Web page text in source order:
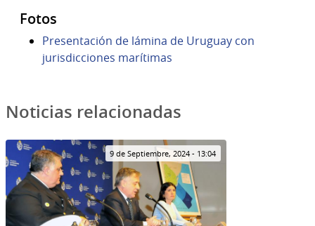
Fotos
Presentación de lámina de Uruguay con
jurisdicciones marítimas
Noticias relacionadas
9 de Septiembre, 2024 - 13:04